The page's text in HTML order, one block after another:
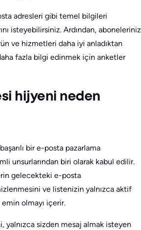
adresleri gibi temel bilgileri
isteyebilirsiniz. Ardından, aboneleriniz
ve hizmetleri daha iyi anladıktan
fazla bilgi edinmek için anketler
hijyeni neden
bir e-posta pazarlama
unsurlarından biri olarak kabul edilir.
gelecekteki e-posta
ve listenizin yalnızca aktif
olmayı içerir.
yalnızca sizden mesaj almak isteyen